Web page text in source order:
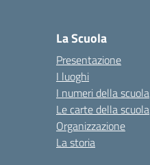
La Scuola
Presentazione
I luoghi
I numeri della scuola
Le carte della scuola
Organizzazione
La storia